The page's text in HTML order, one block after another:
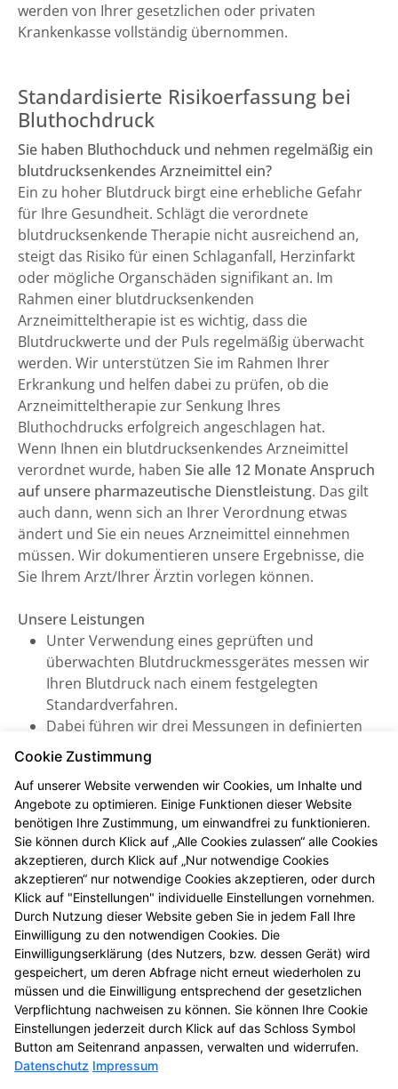
werden von Ihrer gesetzlichen oder privaten
Krankenkasse vollständig übernommen.
Standardisierte Risikoerfassung bei
Bluthochdruck
Sie haben Bluthochduck und nehmen regelmäßig ein
blutdrucksenkendes Arzneimittel ein?
Ein zu hoher Blutdruck birgt eine erhebliche Gefahr
für Ihre Gesundheit. Schlägt die verordnete
blutdrucksenkende Therapie nicht ausreichend an,
steigt das Risiko für einen Schlaganfall, Herzinfarkt
oder mögliche Organschäden signifikant an. Im
Rahmen einer blutdrucksenkenden
Arzneimitteltherapie ist es wichtig, dass die
Blutdruckwerte und der Puls regelmäßig überwacht
werden. Wir unterstützen Sie im Rahmen Ihrer
Erkrankung und helfen dabei zu prüfen, ob die
Arzneimitteltherapie zur Senkung Ihres
Bluthochdrucks erfolgreich angeschlagen hat.
Wenn Ihnen ein blutdrucksenkendes Arzneimittel
verordnet wurde, haben Sie alle 12 Monate Anspruch
auf unsere pharmazeutische Dienstleistung. Das gilt
auch dann, wenn sich an Ihrer Verordnung etwas
ändert und Sie ein neues Arzneimittel einnehmen
müssen. Wir dokumentieren unsere Ergebnisse, die
Sie Ihrem Arzt/Ihrer Ärztin vorlegen können.
Unsere Leistungen
Unter Verwendung eines geprüften und
überwachten Blutdruckmessgerätes messen wir
Ihren Blutdruck nach einem festgelegten
Standardverfahren.
Dabei führen wir drei Messungen in definierten
Abständen durch, woraus sich ein systolischer
und diastolischer Mittelwert errechnen lässt (inkl.
Puls). Daraus können wir eine verlässliche
Aussage treffen und beraten Sie zu Ihrem
individuellen Bluthochdruck-Risiko.
Je nach Ergebnis sprechen wir weitere Empfehlungen
aus, die wir nach Ihrer Zustimmung mit Ihrem
Arzt/Ihrer Ärztin abstimmen.
Alles kostenfrei für Sie
Die Kosten der standardisierten Risikoerfassung bei
Bluthochdruck werden von Ihrer gesetzlichen oder
privaten Krankenkasse vollständig übernommen.
Cookie Zustimmung
Auf unserer Website verwenden wir Cookies, um Inhalte und
Angebote zu optimieren. Einige Funktionen dieser Website
benötigen Ihre Zustimmung, um einwandfrei zu funktionieren.
Sie können durch Klick auf „Alle Cookies zulassen“ alle Cookies
akzeptieren, durch Klick auf „Nur notwendige Cookies
akzeptieren“ nur notwendige Cookies akzeptieren, oder durch
Klick auf "Einstellungen" individuelle Einstellungen vornehmen.
Durch Nutzung dieser Website geben Sie in jedem Fall Ihre
Einwilligung zu den notwendigen Cookies. Die
Einwilligungserklärung (des Nutzers, bzw. dessen Gerät) wird
gespeichert, um deren Abfrage nicht erneut wiederholen zu
müssen und die Einwilligung entsprechend der gesetzlichen
Verpflichtung nachweisen zu können. Sie können Ihre Cookie
Einstellungen jederzeit durch Klick auf das Schloss Symbol
Button am Seitenrand anpassen, verwalten und widerrufen.
Datenschutz Impressum